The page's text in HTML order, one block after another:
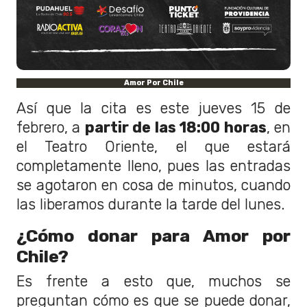
Amor Por Chile
Así que la cita es este jueves 15 de
febrero, a partir de las 18:00 horas, en
el Teatro Oriente, el que estará
completamente lleno, pues las entradas
se agotaron en cosa de minutos, cuando
las liberamos durante la tarde del lunes.
¿Cómo donar para Amor por
Chile?
Es frente a esto que, muchos se
preguntan cómo es que se puede donar,